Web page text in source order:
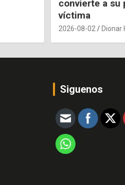
convierte a su
víctima
2026-08-02 Dionar
Siguenos